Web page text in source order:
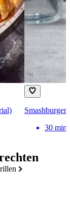
grillen
Smashburger
30 min